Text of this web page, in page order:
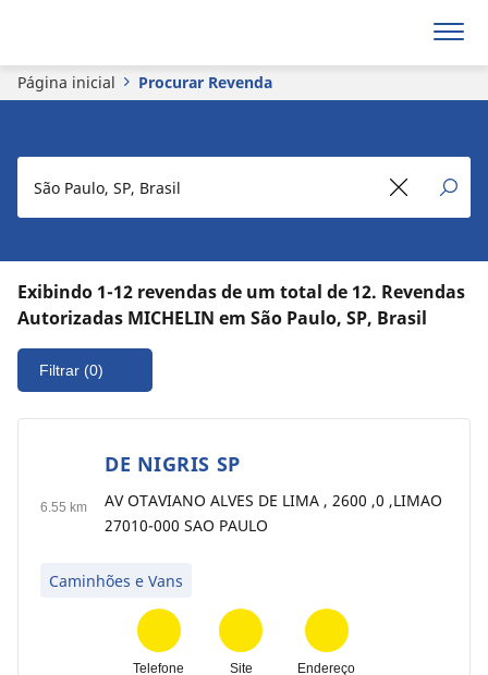
Página inicial Procurar Revenda
Exibindo 1-12 revendas de um total de 12. Revendas
Autorizadas MICHELIN em São Paulo, SP, Brasil
Filtrar (0)
6.55 km
DE NIGRIS SP
AV OTAVIANO ALVES DE LIMA , 2600 ,0 ,LIMAO
27010-000 SAO PAULO
Caminhões e Vans
Telefone Site Endereço